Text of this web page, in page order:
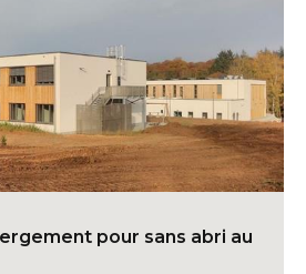
pour sans abri au